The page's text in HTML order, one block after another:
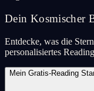
Dein Kosmischer
Entdecke, was die
personalisiertes
Mein Gratis-Reading